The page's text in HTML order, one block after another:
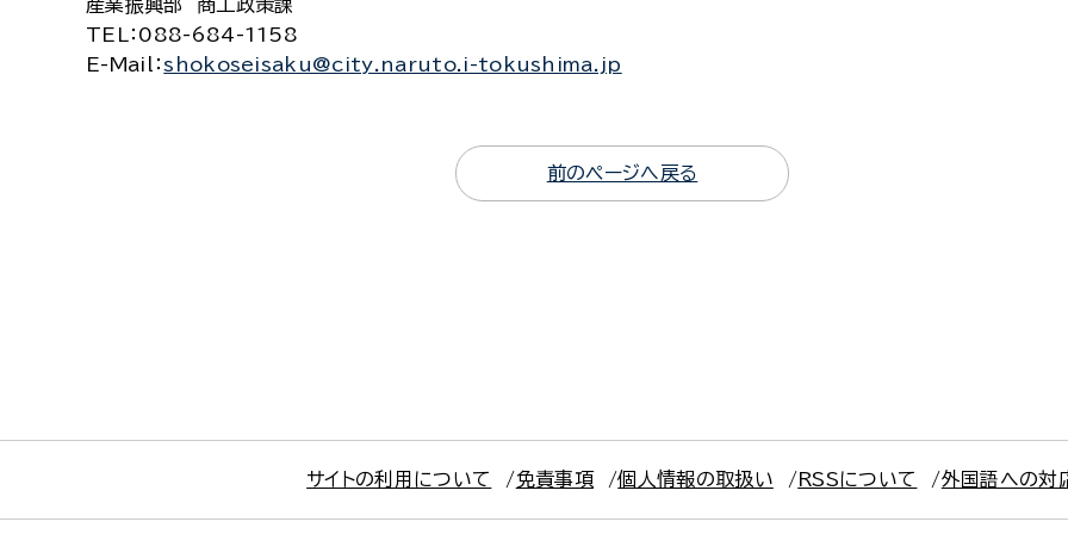
産業振興部 商工政策課
TEL
：088-684-1158
E-Mail
： shokoseisaku@city.naruto.i-tokushima.jp
前のページへ戻る
サイトの利用について 免責事項 個人情報の取扱い RSSについて 外国語への対